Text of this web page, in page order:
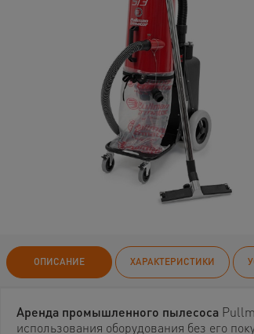
ОПИСАНИЕ ХАРАКТЕРИСТИКИ
Аренда промышленного пылесоса
использования оборудования без его